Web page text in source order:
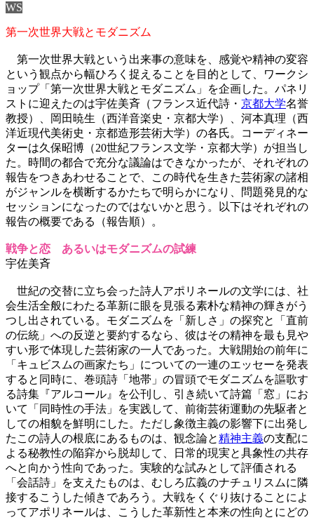
WS
第一次世界大戦とモダニズム
第一次世界大戦という出来事の意味を、感覚や精神の変容
という観点から幅ひろく捉えることを目的として、ワークシ
ョップ「第一次世界大戦とモダニズム」を企画した。パネリ
ストに迎えたのは宇佐美斉（フランス近代詩・ 京都大学名誉
教授）、岡田暁生（西洋音楽史・京都大学）、河本真理（西
洋近現代美術史・京都造形芸術大学）の各氏。コーディネー
ターは久保昭博（20世紀フランス文学・京都大学）が担当し
た。時間の都合で充分な議論はできなかったが、それぞれの
報告をつきあわせることで、この時代を生きた芸術家の諸相
がジャンルを横断するかたちで明らかになり、問題発見的な
セッションになったのではないかと思う。以下はそれぞれの
報告の概要である（報告順）。
戦争と恋 あるいはモダニズムの試練
宇佐美斉
世紀の交替に立ち会った詩人アポリネールの文学には、社
会生活全般にわたる革新に眼を見張る素朴な精神の輝きがう
つし出されている。モダニズムを「新しさ」の探究と「直前
の伝統」への反逆と要約するなら、彼はその精神を最も見や
すい形で体現した芸術家の一人であった。大戦開始の前年に
「キュビスムの画家たち」についての一連のエッセーを発表
すると同時に、巻頭詩「地帯」の冒頭でモダニズムを謳歌す
る詩集『アルコール』を公刊し、引き続いて詩篇「窓」にお
いて「同時性の手法」を実践して、前衛芸術運動の先駆者と
しての相貌を鮮明にした。ただし象徴主義の影響下に出発し
たこの詩人の根底にあるものは、観念論と精神主義の支配に
よる秘教性の陥穽から脱却して、日常的現実と具象性の共存
へと向かう性向であった。実験的な試みとして評価される
「会話詩」を支えたものは、むしろ広義のナチュリスムに隣
接するこうした傾きであろう。大戦をくぐり抜けることによ
ってアポリネールは、こうした革新性と本来の性向とにどの